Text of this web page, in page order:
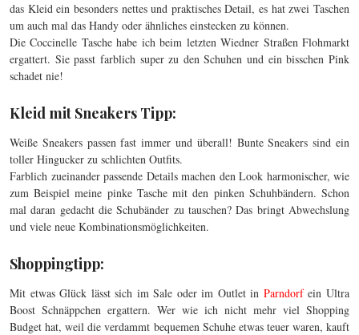
das Kleid ein besonders nettes und praktisches Detail, es hat zwei Taschen
um auch mal das Handy oder ähnliches einstecken zu können.
Die Coccinelle Tasche habe ich beim letzten Wiedner Straßen Flohmarkt
ergattert. Sie passt farblich super zu den Schuhen und ein bisschen Pink
schadet nie!
Kleid mit Sneakers Tipp:
Weiße Sneakers passen fast immer und überall! Bunte Sneakers sind ein
toller Hingucker zu schlichten Outfits.
Farblich zueinander passende Details machen den Look harmonischer, wie
zum Beispiel meine pinke Tasche mit den pinken Schuhbändern. Schon
mal daran gedacht die Schubänder zu tauschen? Das bringt Abwechslung
und viele neue Kombinationsmöglichkeiten.
Shoppingtipp:
Mit etwas Glück lässt sich im Sale oder im Outlet in Parndorfein Ultra
Boost Schnäppchen ergattern. Wer wie ich nicht mehr viel Shopping
Budget hat, weil die verdammt bequemen Schuhe etwas teuer waren, kauft